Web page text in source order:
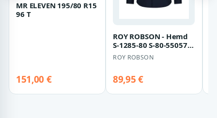
MR ELEVEN 195/80 R15
96 T
151,00 €
ROY ROBSON - Hemd
S-1285-80 S-80-55057-
12739-00 dark blue -
Gr. - 44
ROY ROBSON
89,95 €